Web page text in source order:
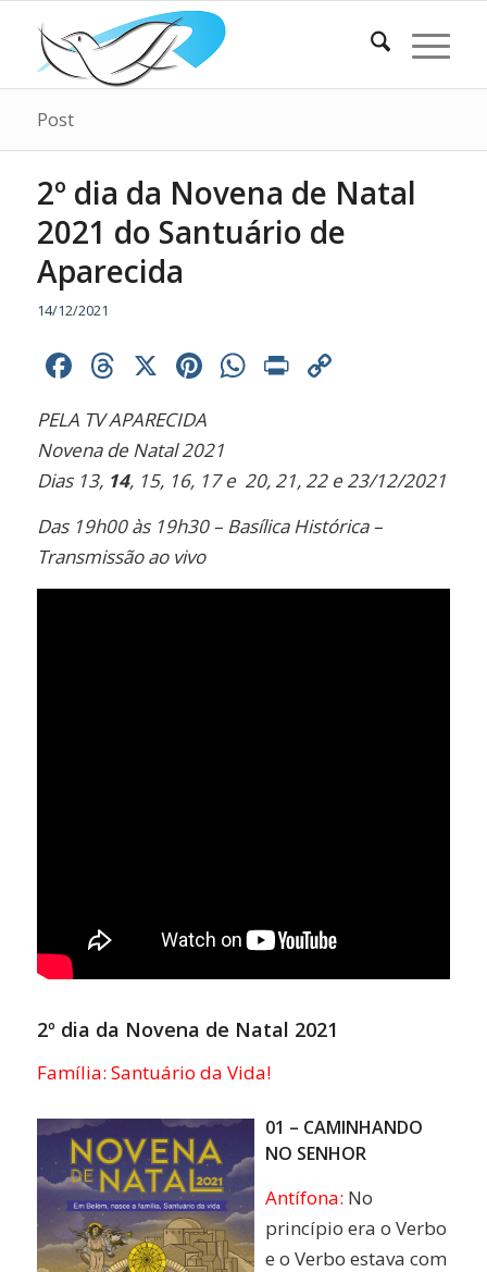
Post
2º dia da Novena de Natal
2021 do Santuário de
Aparecida
14/12/2021
Facebook
Threads
X Pinterest
WhatsApp
Print
PELA TV APARECIDA
Novena de Natal 2021
Dias 13, 14, 15, 16, 17 e 20, 21, 22 e 23/12/2021
Das 19h00 às 19h30 – Basílica Histórica –
Transmissão ao vivo
2º dia da Novena de Natal 2021
Família: Santuário da Vida!
01 – CAMINHANDO
NO SENHOR
Antífona: No
princípio era o Verbo
e o Verbo estava com